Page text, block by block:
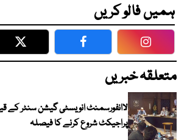
ہمیں فالو کریں
Twitter Facebook
متعلقہ خبریں
لاانفورسمنٹ انویسٹی گیشن سنٹر کے
پراجیکٹ شروع کرنے کا فیصلہ